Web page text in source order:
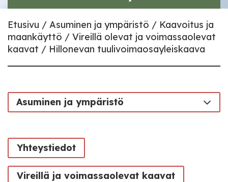
Etusivu Asuminen ja ympäristö
Kaavoitus ja
maankäyttö
Vireillä olevat ja voimassaolevat
kaavat
Hillonevan tuulivoimaosayleiskaava
Asuminen ja ympäristö
Yhteystiedot
Vireillä ja voimassaolevat kaavat